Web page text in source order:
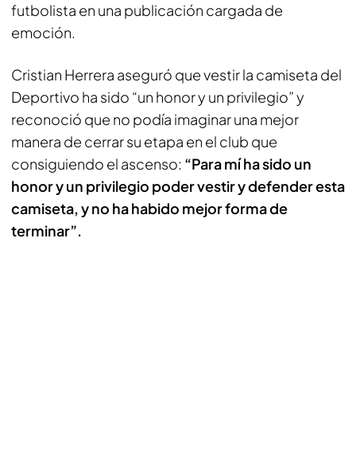
futbolista en una publicación cargada de
emoción.
Cristian Herrera aseguró que vestir la camiseta del
Deportivo ha sido “un honor y un privilegio” y
reconoció que no podía imaginar una mejor
manera de cerrar su etapa en el club que
consiguiendo el ascenso: “Para mí ha sido un
honor y un privilegio poder vestir y defender esta
camiseta, y no ha habido mejor forma de
terminar”.